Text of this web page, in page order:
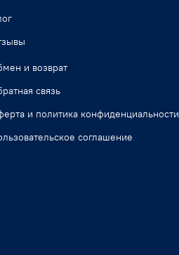
и возврат
связь
и политика конфиденциальности
соглашение